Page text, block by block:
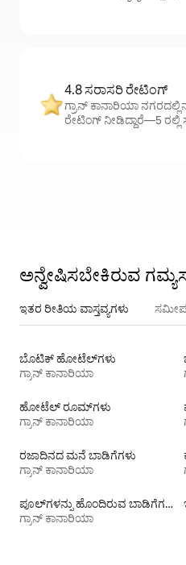
4.8 ಸರಾಸರಿ ರೇಟಿಂಗ್
ಗ್ರಾನ್ ಕಾನಾರಿಯಾ
ರೇಟಿಂಗ್ ನೀಡಿದ್ದಾರೆ—5 ರಲ್ಲಿ
ಅನ್ವೇಷಿಸಬೇಕಿರುವ
ಇತರ ರೀತಿಯ ವಾಸ್ತವ್ಯಗಳು
ಬೊಟಿಕ್ ಹೋಟೆಲ್‌ಗಳು
ಗ್ರಾನ್ ಕಾನಾರಿಯಾ
ಹೋಟೆಲ್ ರೂಮ್‌ಗಳು
ಗ್ರಾನ್ ಕಾನಾರಿಯಾ
ರಜಾದಿನದ ಮನೆ ಬಾಡಿಗೆಗಳು
ಗ್ರಾನ್ ಕಾನಾರಿಯಾ
ಪೂಲ್‍ಗಳನ್ನು ಹೊಂದಿರುವ ಬಾಡಿಗೆಗಳು
ಗ್ರಾನ್ ಕಾನಾರಿಯಾ